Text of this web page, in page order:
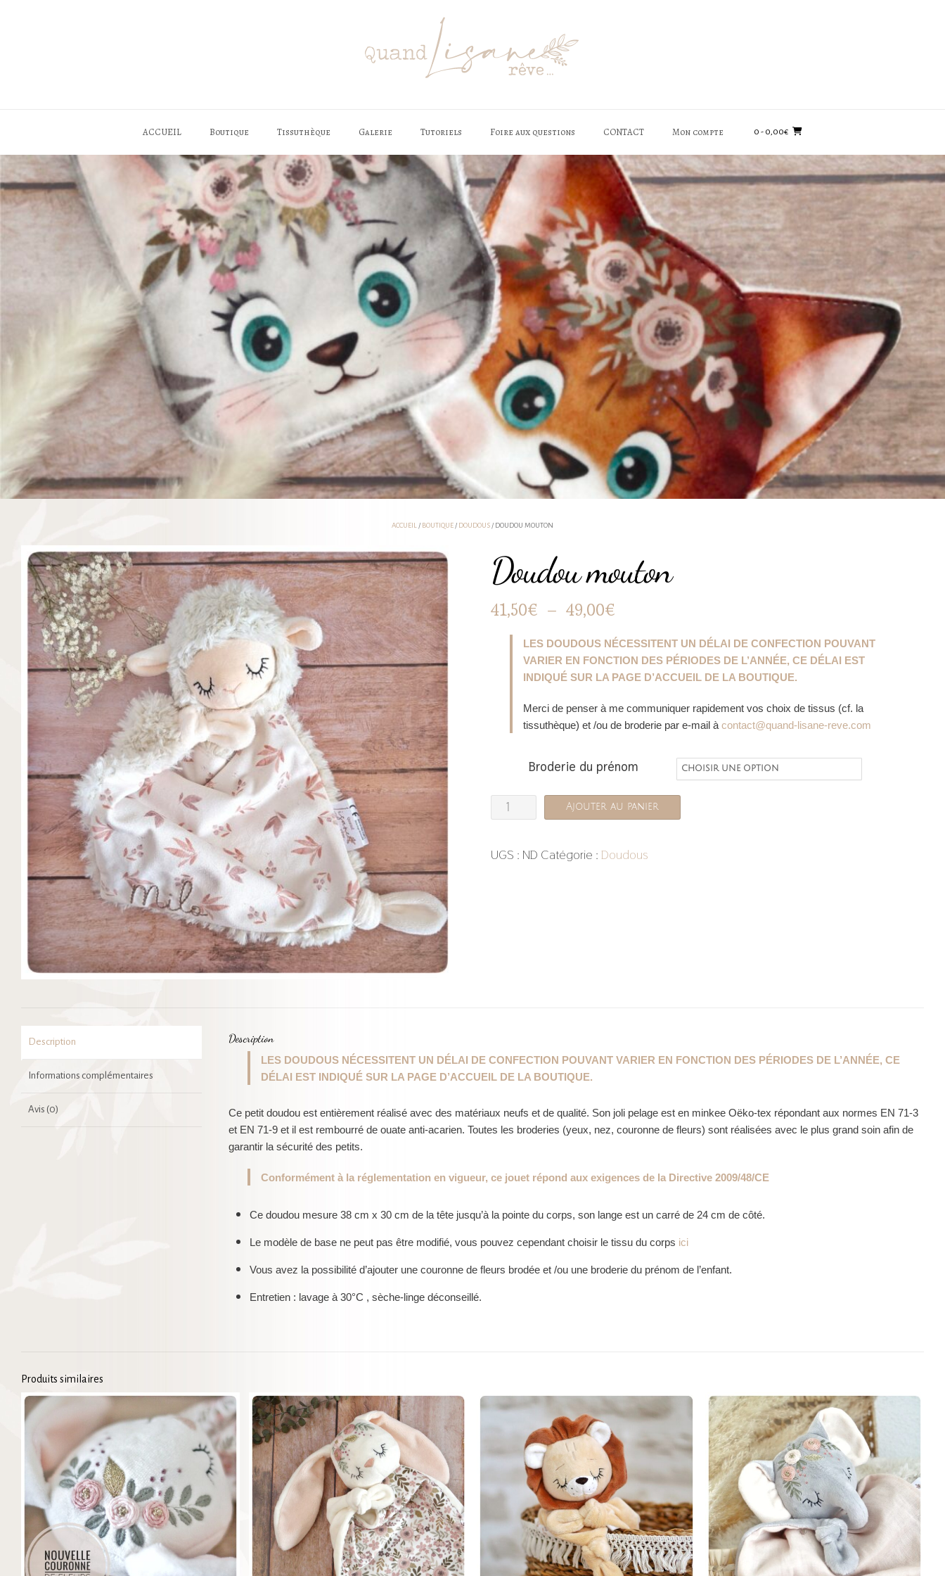
ACCUEIL Boutique Tissuthèque Galerie Tutoriels Foire aux questions CONTACT Mon compte 0 - 0,00€
ACCUEIL / BOUTIQUE / DOUDOUS / DOUDOU MOUTON
Doudou mouton
41,50€ – 49,00€Plage
prix :
41,50€
49,00€
LES DOUDOUS NÉCESSITENT UN DÉLAI DE CONFECTION POUVANT
VARIER EN FONCTION DES PÉRIODES DE L’ANNÉE, CE DÉLAI EST
INDIQUÉ SUR LA PAGE D’ACCUEIL DE LA BOUTIQUE.
Merci de penser à me communiquer rapidement vos choix de tissus (cf. la
tissuthèque) et /ou de broderie par e-mail à contact@quand-lisane-reve.com
Broderie du prénom
quantité
de
mouton
Ajouter au panier
UGS : ND Catégorie : Doudous
Description
Informations complémentaires
Avis (0)
Description
LES DOUDOUS NÉCESSITENT UN DÉLAI DE CONFECTION POUVANT VARIER EN FONCTION DES PÉRIODES DE L’ANNÉE, CE
DÉLAI EST INDIQUÉ SUR LA PAGE D’ACCUEIL DE LA BOUTIQUE.
Ce petit doudou est entièrement réalisé avec des matériaux neufs et de qualité. Son joli pelage est en minkee Oëko-tex répondant aux normes EN 71-3
et EN 71-9 et il est rembourré de ouate anti-acarien. Toutes les broderies (yeux, nez, couronne de fleurs) sont réalisées avec le plus grand soin afin de
garantir la sécurité des petits.
Conformément à la réglementation en vigueur, ce jouet répond aux exigences de la Directive 2009/48/CE
Ce doudou mesure 38 cm x 30 cm de la tête jusqu’à la pointe du corps, son lange est un carré de 24 cm de côté.
Le modèle de base ne peut pas être modifié, vous pouvez cependant choisir le tissu du corps ici
Vous avez la possibilité d’ajouter une couronne de fleurs brodée et /ou une broderie du prénom de l’enfant.
Entretien : lavage à 30°C , sèche-linge déconseillé.
Produits similaires